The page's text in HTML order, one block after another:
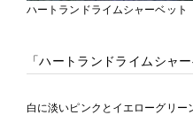
ハートランドライムシャーベット
「ハートランドライムシャ
白に淡いピンクとイエローグリー